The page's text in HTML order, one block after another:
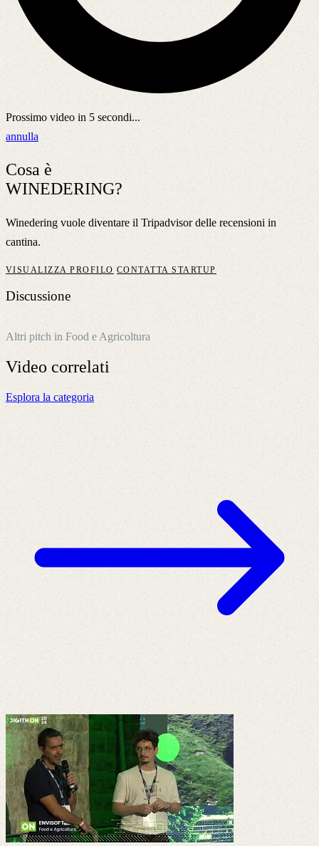
Prossimo video in 5 secondi...
annulla
Cosa è
WINEDERING?
Winedering vuole diventare il Tripadvisor delle recensioni in
cantina.
VISUALIZZA PROFILO CONTATTA STARTUP
Discussione
Altri pitch in Food e Agricoltura
Video correlati
Esplora la categoria